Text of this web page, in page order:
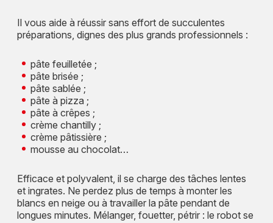
Il vous aide à réussir sans effort de succulentes
préparations, dignes des plus grands professionnels :
pâte feuilletée ;
pâte brisée ;
pâte sablée ;
pâte à pizza ;
pâte à crêpes ;
crème chantilly ;
crème pâtissière ;
mousse au chocolat…
Efficace et polyvalent, il se charge des tâches lentes
et ingrates. Ne perdez plus de temps à monter les
blancs en neige ou à travailler la pâte pendant de
longues minutes. Mélanger, fouetter, pétrir : le robot se